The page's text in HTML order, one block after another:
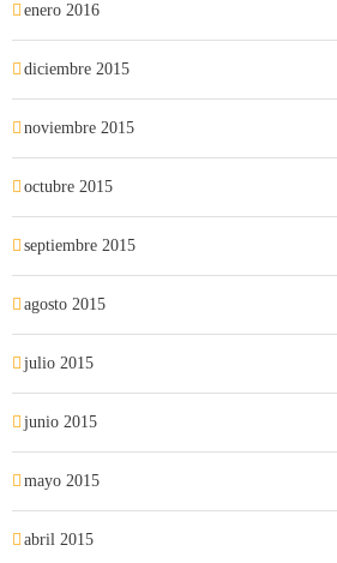
enero 2016
diciembre 2015
noviembre 2015
octubre 2015
septiembre 2015
agosto 2015
julio 2015
junio 2015
mayo 2015
abril 2015